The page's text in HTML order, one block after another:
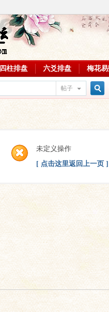
四柱排盘 六爻排盘 梅花
帖子
未定义操作
[ 点击这里返回上一页 ]